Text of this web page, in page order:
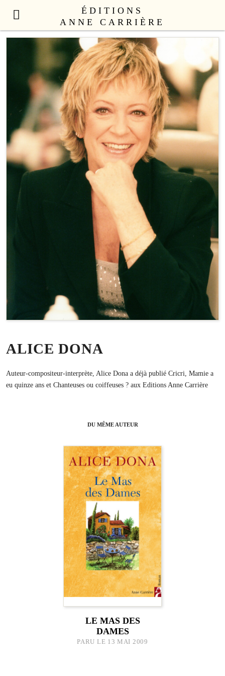
ÉDITIONS
ANNE CARRIÈRE
NOUVEAUTÉS
LITTÉRATURE FRANÇAISE
LITTÉRATURE ÉTRANGÈRE
NON FICTION
ANNE CARRIÈRE UNIVERS
SEX APPEAL
CATALOGUE
AUTEURS
LE COLLECTIF
PROFESSIONNELS
ALICE DONA
Auteur-compositeur-interprète, Alice Dona a déjà publié Cricri, Mamie a
eu quinze ans et Chanteuses ou coiffeuses ? aux Editions Anne Carrière
DU MÊME AUTEUR
LE MAS DES
DAMES
PARU LE 13 MAI 2009